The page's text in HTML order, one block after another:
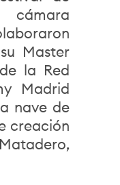
Master
la Red
Madrid
nave de
creación